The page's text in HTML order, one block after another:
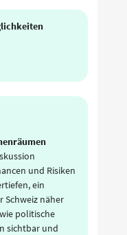
und Risiken
ein
Schweiz näher
politische
sichtbar und